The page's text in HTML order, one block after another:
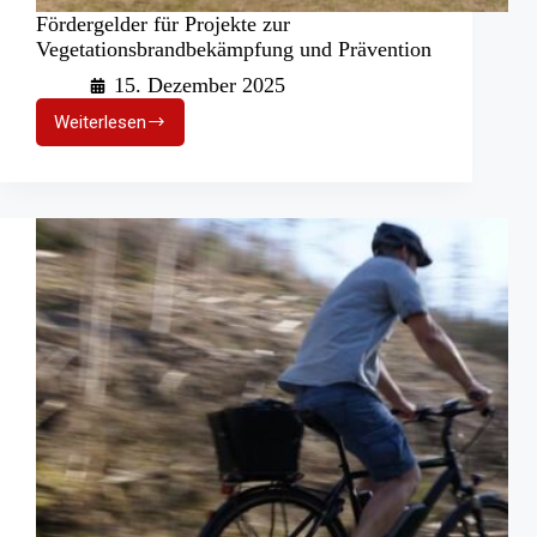
Fördergelder für Projekte zur
Vegetationsbrandbekämpfung und Prävention
15. Dezember 2025
WeiterlesenFördergelder
für
Vegetationsbrandbekämpfung
und
Prävention